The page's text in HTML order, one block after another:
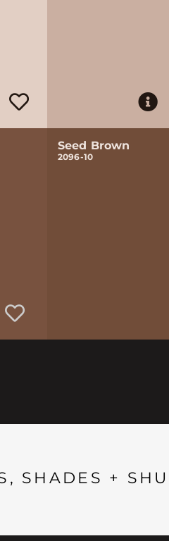
Seed Brown
2096-10
SHADES +